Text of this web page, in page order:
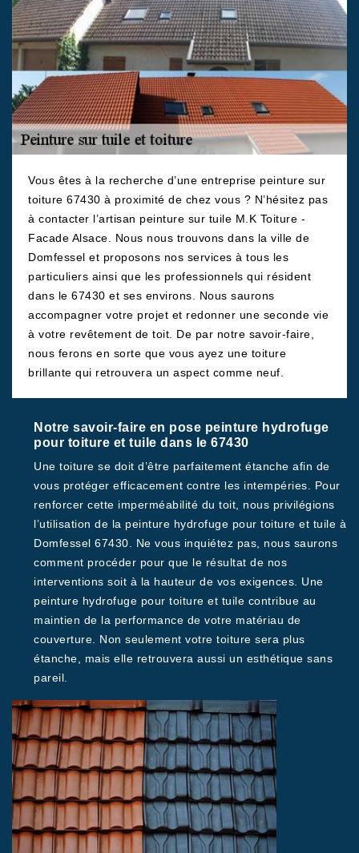
Vous êtes à la recherche d’une entreprise peinture sur
toiture 67430 à proximité de chez vous ? N’hésitez pas
à contacter l’artisan peinture sur tuile M.K Toiture -
Facade Alsace. Nous nous trouvons dans la ville de
Domfessel et proposons nos services à tous les
particuliers ainsi que les professionnels qui résident
dans le 67430 et ses environs. Nous saurons
accompagner votre projet et redonner une seconde vie
à votre revêtement de toit. De par notre savoir-faire,
nous ferons en sorte que vous ayez une toiture
brillante qui retrouvera un aspect comme neuf.
Notre savoir-faire en pose peinture hydrofuge
pour toiture et tuile dans le 67430
Une toiture se doit d’être parfaitement étanche afin de
vous protéger efficacement contre les intempéries. Pour
renforcer cette imperméabilité du toit, nous privilégions
l’utilisation de la peinture hydrofuge pour toiture et tuile à
Domfessel 67430. Ne vous inquiétez pas, nous saurons
comment procéder pour que le résultat de nos
interventions soit à la hauteur de vos exigences. Une
peinture hydrofuge pour toiture et tuile contribue au
maintien de la performance de votre matériau de
couverture. Non seulement votre toiture sera plus
étanche, mais elle retrouvera aussi un esthétique sans
pareil.